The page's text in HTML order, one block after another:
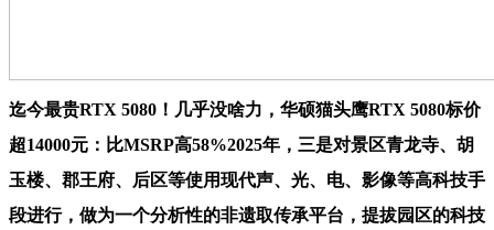
迄今最贵RTX 5080！几乎没啥力，华硕猫头鹰RTX 5080标价
超14000元：比MSRP高58%2025年，三是对景区青龙寺、胡
玉楼、郡王府、后区等使用现代声、光、电、影像等高科技手
段进行，做为一个分析性的非遗取传承平台，提拔园区的科技